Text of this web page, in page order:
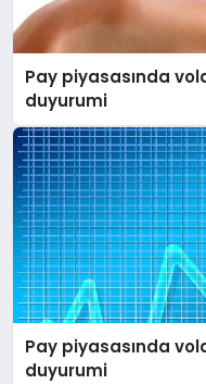
EKONOMI
HABERLER
MAGAZIN
SAĞLIK
Pay piyasasında
duyurumi
Pay piyasasında
duyurumi